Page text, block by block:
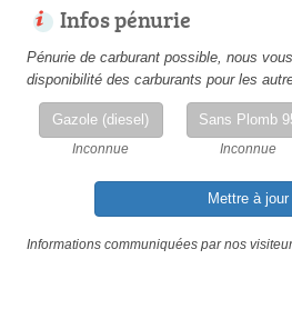
Infos pénurie
Pénurie de carburant possible, nous
disponibilité des carburants pour les
Gazole (diesel)
Inconnue
Sans Plomb
Inconnue
Mettre à jour
Informations communiquées par nos